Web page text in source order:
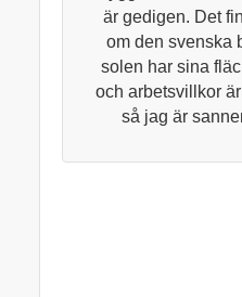
är gedigen. Det
om den svenska
solen har sina
och arbetsvillkor
så jag är